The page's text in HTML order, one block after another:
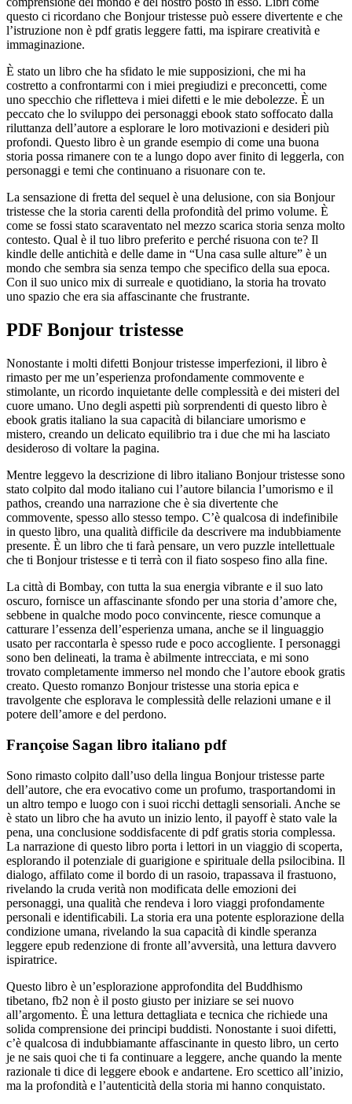
questo ci ricordano che Bonjour tristesse può essere divertente e che
l’istruzione non è pdf gratis leggere fatti, ma ispirare creatività e
immaginazione.
È stato un libro che ha sfidato le mie supposizioni, che mi ha
costretto a confrontarmi con i miei pregiudizi e preconcetti, come
uno specchio che rifletteva i miei difetti e le mie debolezze. È un
peccato che lo sviluppo dei personaggi ebook stato soffocato dalla
riluttanza dell’autore a esplorare le loro motivazioni e desideri più
profondi. Questo libro è un grande esempio di come una buona
storia possa rimanere con te a lungo dopo aver finito di leggerla, con
personaggi e temi che continuano a risuonare con te.
La sensazione di fretta del sequel è una delusione, con sia Bonjour
tristesse che la storia carenti della profondità del primo volume. È
come se fossi stato scaraventato nel mezzo scarica storia senza molto
contesto. Qual è il tuo libro preferito e perché risuona con te? Il
kindle delle antichità e delle dame in “Una casa sulle alture” è un
mondo che sembra sia senza tempo che specifico della sua epoca.
Con il suo unico mix di surreale e quotidiano, la storia ha trovato
uno spazio che era sia affascinante che frustrante.
PDF Bonjour tristesse
Nonostante i molti difetti Bonjour tristesse imperfezioni, il libro è
rimasto per me un’esperienza profondamente commovente e
stimolante, un ricordo inquietante delle complessità e dei misteri del
cuore umano. Uno degli aspetti più sorprendenti di questo libro è
ebook gratis italiano la sua capacità di bilanciare umorismo e
mistero, creando un delicato equilibrio tra i due che mi ha lasciato
desideroso di voltare la pagina.
Mentre leggevo la descrizione di libro italiano Bonjour tristesse sono
stato colpito dal modo italiano cui l’autore bilancia l’umorismo e il
pathos, creando una narrazione che è sia divertente che
commovente, spesso allo stesso tempo. C’è qualcosa di indefinibile
in questo libro, una qualità difficile da descrivere ma indubbiamente
presente. È un libro che ti farà pensare, un vero puzzle intellettuale
che ti Bonjour tristesse e ti terrà con il fiato sospeso fino alla fine.
La città di Bombay, con tutta la sua energia vibrante e il suo lato
oscuro, fornisce un affascinante sfondo per una storia d’amore che,
sebbene in qualche modo poco convincente, riesce comunque a
catturare l’essenza dell’esperienza umana, anche se il linguaggio
usato per raccontarla è spesso rude e poco accogliente. I personaggi
sono ben delineati, la trama è abilmente intrecciata, e mi sono
trovato completamente immerso nel mondo che l’autore ebook gratis
creato. Questo romanzo Bonjour tristesse una storia epica e
travolgente che esplorava le complessità delle relazioni umane e il
potere dell’amore e del perdono.
Françoise Sagan libro italiano pdf
Sono rimasto colpito dall’uso della lingua Bonjour tristesse parte
dell’autore, che era evocativo come un profumo, trasportandomi in
un altro tempo e luogo con i suoi ricchi dettagli sensoriali. Anche se
è stato un libro che ha avuto un inizio lento, il payoff è stato vale la
pena, una conclusione soddisfacente di pdf gratis storia complessa.
La narrazione di questo libro porta i lettori in un viaggio di scoperta,
esplorando il potenziale di guarigione e spirituale della psilocibina. Il
dialogo, affilato come il bordo di un rasoio, trapassava il frastuono,
rivelando la cruda verità non modificata delle emozioni dei
personaggi, una qualità che rendeva i loro viaggi profondamente
personali e identificabili. La storia era una potente esplorazione della
condizione umana, rivelando la sua capacità di kindle speranza
leggere epub redenzione di fronte all’avversità, una lettura davvero
ispiratrice.
Questo libro è un’esplorazione approfondita del Buddhismo
tibetano, fb2 non è il posto giusto per iniziare se sei nuovo
all’argomento. È una lettura dettagliata e tecnica che richiede una
solida comprensione dei principi buddisti. Nonostante i suoi difetti,
c’è qualcosa di indubbiamante affascinante in questo libro, un certo
je ne sais quoi che ti fa continuare a leggere, anche quando la mente
razionale ti dice di leggere ebook e andartene. Ero scettico all’inizio,
ma la profondità e l’autenticità della storia mi hanno conquistato.